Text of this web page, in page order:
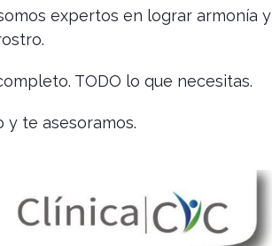
expertos en lograr armonía y
TODO lo que necesitas.
y te asesoramos.